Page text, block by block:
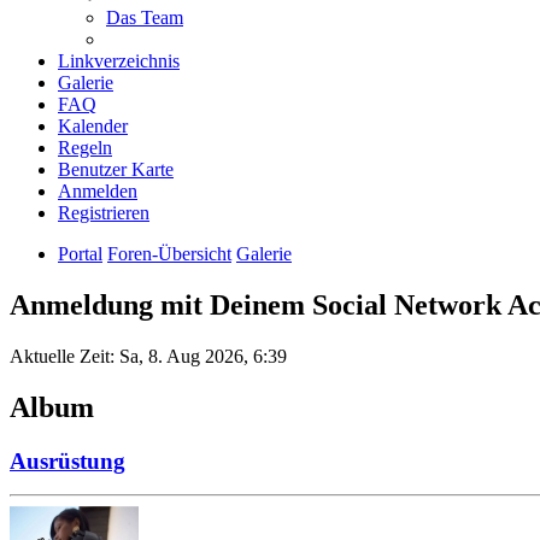
Das Team
Linkverzeichnis
Galerie
FAQ
Kalender
Regeln
Benutzer Karte
Anmelden
Registrieren
Portal Foren-Übersicht Galerie
Anmeldung mit Deinem Social Network
Aktuelle Zeit: Sa, 8. Aug 2026, 6:39
Album
Ausrüstung